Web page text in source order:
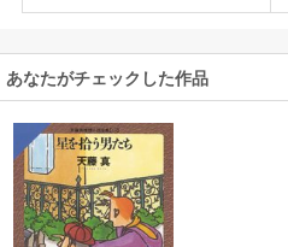
あなたがチェックした作品